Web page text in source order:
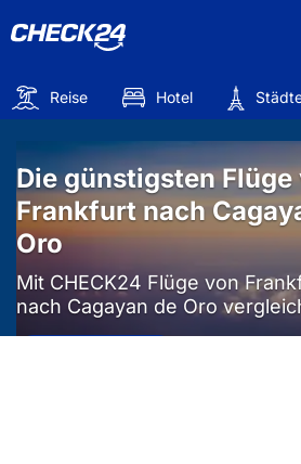
Reise Hotel
Die günstigsten Flüge
Frankfurt nach
Oro
Mit CHECK24 Flüge von
nach Cagayan de Oro